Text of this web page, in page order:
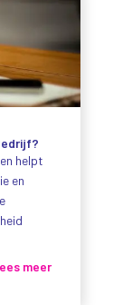
helpt
en
meer